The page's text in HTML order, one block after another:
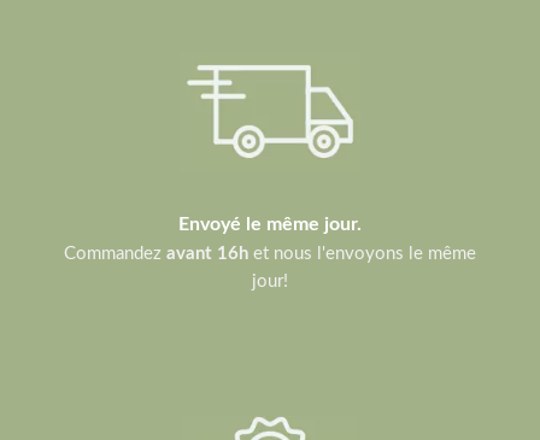
Envoyé le même jour.
Commandez avant 16h et nous l'envoyons le même
jour!